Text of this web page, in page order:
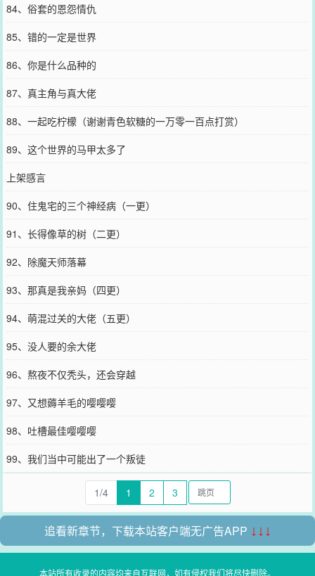
84、俗套的恩怨情仇
85、错的一定是世界
86、你是什么品种的
87、真主角与真大佬
88、一起吃柠檬（谢谢青色软糖的一万零一百点打赏）
89、这个世界的马甲太多了
上架感言
90、住鬼宅的三个神经病（一更）
91、长得像草的树（二更）
92、除魔天师落幕
93、那真是我亲妈（四更）
94、萌混过关的大佬（五更）
95、没人要的余大佬
96、熬夜不仅秃头，还会穿越
97、又想薅羊毛的嘤嘤嘤
98、吐槽最佳嘤嘤嘤
99、我们当中可能出了一个叛徒
1/4 1 2 3
追看新章节，下载本站客户端无广告APP ↓↓↓
本站所有收录的内容均来自互联网，如有侵权我们将尽快删除。